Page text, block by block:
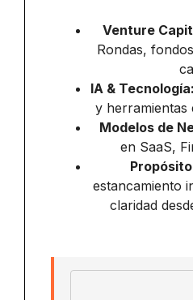
Venture
Rondas,
IA & Tecnología:
y herramientas
Modelos de
en SaaS,
estancamiento
claridad